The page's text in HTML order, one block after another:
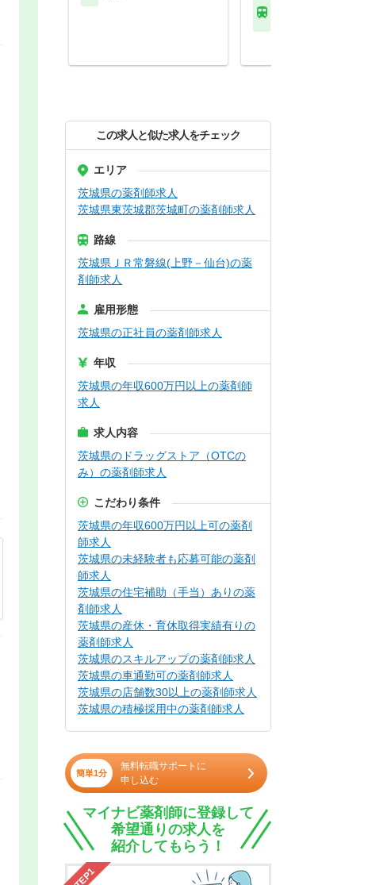
この求人と似た求人をチェック
エリア
茨城県の薬剤師求人
茨城県東茨城郡茨城町の薬剤師求人
路線
茨城県ＪＲ常磐線(上野－仙台)の薬
剤師求人
雇用形態
茨城県の正社員の薬剤師求人
年収
茨城県の年収600万円以上の薬剤師
求人
求人内容
茨城県のドラッグストア（OTCの
み）の薬剤師求人
こだわり条件
茨城県の年収600万円以上可の薬剤
師求人
茨城県の未経験者も応募可能の薬剤
師求人
茨城県の住宅補助（手当）ありの薬
剤師求人
茨城県の産休・育休取得実績有りの
薬剤師求人
茨城県のスキルアップの薬剤師求人
茨城県の車通勤可の薬剤師求人
茨城県の店舗数30以上の薬剤師求人
茨城県の積極採用中の薬剤師求人
簡単1分
無料転職サポートに
申し込む
マイナビ薬剤師に登録して
希望通りの求人を
紹介してもらう！